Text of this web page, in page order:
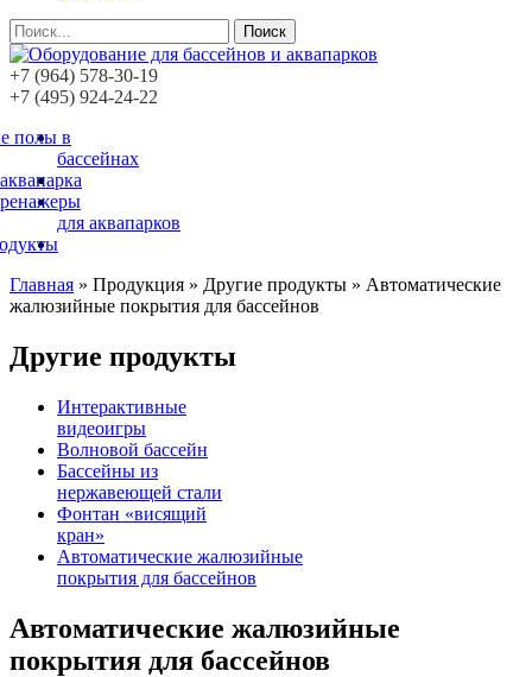
Поиск
+7 (964) 578-30-19
+7 (495) 924-24-22
полы в
бассейнах
для аквапарков
Главная » Продукция » Другие продукты » Автоматические
жалюзийные покрытия для бассейнов
Другие продукты
Интерактивные
видеоигры
Волновой бассейн
Бассейны из
нержавеющей стали
Фонтан «висящий
кран»
Автоматические жалюзийные
покрытия для бассейнов
Автоматические жалюзийные
покрытия для бассейнов